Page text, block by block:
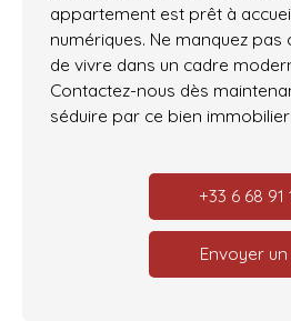
appartement est prêt à
numériques. Ne manquez
de vivre dans un cadre
Contactez-nous dès
séduire par ce bien
+33 6 68 91
Envoyer